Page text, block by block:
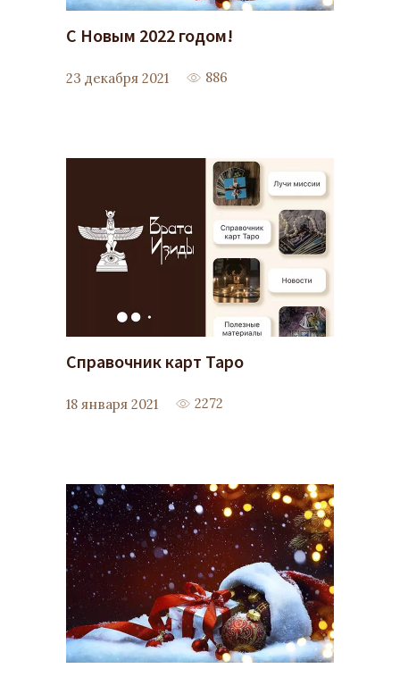
С Новым 2022 годом!
23 декабря 2021 886
Справочник карт Таро
18 января 2021 2272